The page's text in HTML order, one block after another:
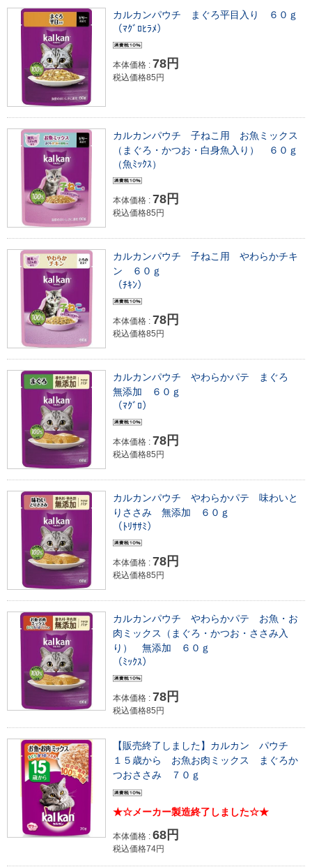
カルカンパウチ まぐろ平目入り ６０ｇ
（ﾏｸﾞﾛﾋﾗﾒ）
本体価格 : 78円
税込価格85円
カルカンパウチ 子ねこ用 お魚ミックス
（まぐろ・かつお・白身魚入り） ６０ｇ
（魚ﾐｯｸｽ）
本体価格 : 78円
税込価格85円
カルカンパウチ 子ねこ用 やわらかチキ
ン ６０ｇ
（ﾁｷﾝ）
本体価格 : 78円
税込価格85円
カルカンパウチ やわらかパテ まぐろ
無添加 ６０ｇ
（ﾏｸﾞﾛ）
本体価格 : 78円
税込価格85円
カルカンパウチ やわらかパテ 味わいと
りささみ 無添加 ６０ｇ
（ﾄﾘｻｻﾐ）
本体価格 : 78円
税込価格85円
カルカンパウチ やわらかパテ お魚・お
肉ミックス（まぐろ・かつお・ささみ入
り） 無添加 ６０ｇ
（ﾐｯｸｽ）
本体価格 : 78円
税込価格85円
【販売終了しました】カルカン パウチ
１５歳から お魚お肉ミックス まぐろか
つおささみ ７０ｇ
★☆メーカー製造終了しました☆★
本体価格 : 68円
税込価格74円